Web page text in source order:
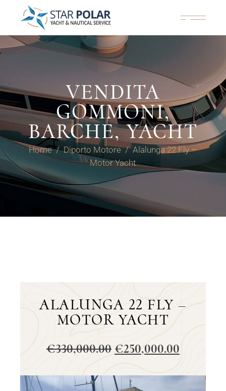
VENDITA
GOMMONI,
BARCHE, YACHT
Home Diporto Motore
Alalunga 22 Fly –
Motor Yacht
ALALUNGA 22 FLY –
MOTOR YACHT
€330,000.00 €250,000.00